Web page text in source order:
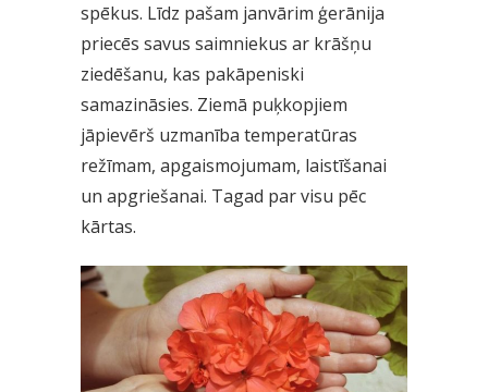
spēkus. Līdz pašam janvārim ģerānija
priecēs savus saimniekus ar krāšņu
ziedēšanu, kas pakāpeniski
samazināsies. Ziemā puķkopjiem
jāpievērš uzmanība temperatūras
režīmam, apgaismojumam, laistīšanai
un apgriešanai. Tagad par visu pēc
kārtas.